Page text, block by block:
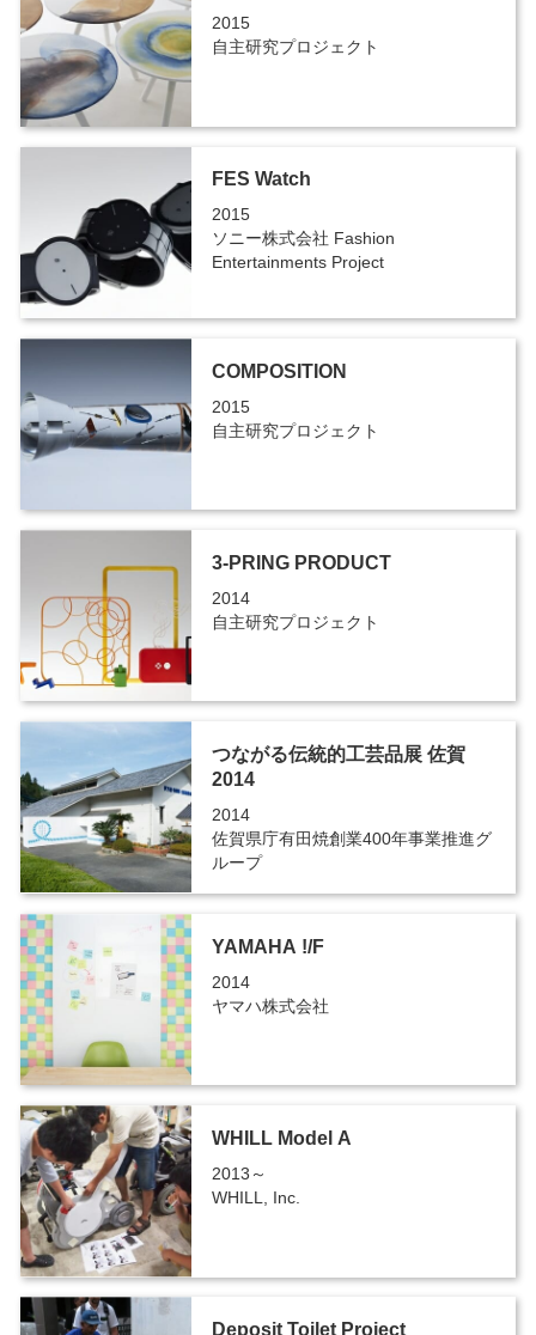
2015
自主研究プロジェクト
FES Watch
2015
ソニー株式会社 Fashion
Entertainments Project
COMPOSITION
2015
自主研究プロジェクト
3-PRING PRODUCT
2014
自主研究プロジェクト
つながる伝統的工芸品展 佐賀
2014
2014
佐賀県庁有田焼創業400年事業推進グ
ループ
YAMAHA !/F
2014
ヤマハ株式会社
WHILL Model A
2013～
WHILL, Inc.
Deposit Toilet Project